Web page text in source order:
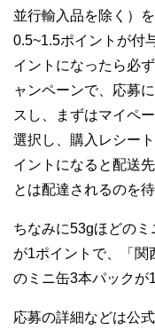
並行輸入品を除く）
0.5~1.5ポイントが付
イントになったら必
ャンペーンで、応募
スし、まずはマイペ
選択し、購入レシー
イントになると配送
とは配達されるのを
ちなみに53gほどの
が1ポイントで、「関
のミニ缶3本パックが
応募の詳細などは公